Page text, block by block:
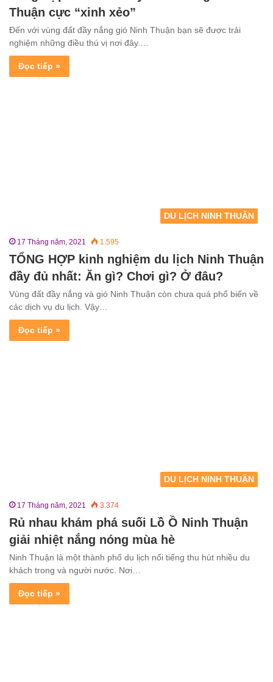
Thuận cực “xinh xẻo”
Đến với vùng đất đầy nắng gió Ninh Thuận bạn sẽ được trải
nghiệm những điều thú vị nơi đây.…
Đọc tiếp »
DU LỊCH NINH THUẬN
17 Tháng năm, 2021 1.595
TỔNG HỢP kinh nghiệm du lịch Ninh Thuận
đầy đủ nhất: Ăn gì? Chơi gì? Ở đâu?
Vùng đất đầy nắng và gió Ninh Thuận còn chưa quá phổ biến về
các dịch vụ du lịch. Vậy…
Đọc tiếp »
DU LỊCH NINH THUẬN
17 Tháng năm, 2021 3.374
Rủ nhau khám phá suối Lồ Ồ Ninh Thuận
giải nhiệt nắng nóng mùa hè
Ninh Thuận là một thành phố du lịch nổi tiếng thu hút nhiều du
khách trong và người nước. Nơi…
Đọc tiếp »